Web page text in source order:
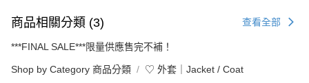
商品相關分類 (3) 查看全部
***FINAL SALE***限量供應售完不補！
Shop by Category 商品分類 ♡ 外套｜Jacket / Coat